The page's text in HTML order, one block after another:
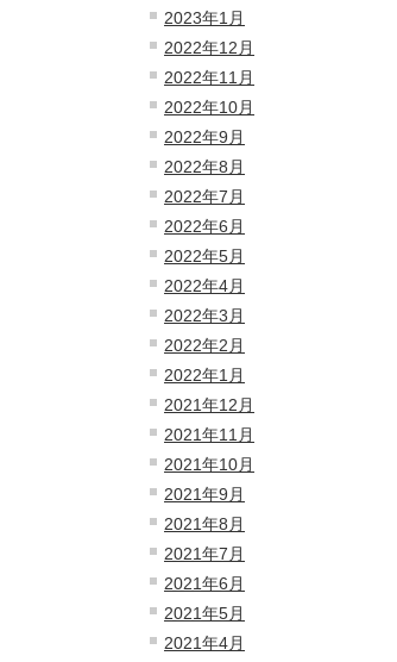
2023年1月
2022年12月
2022年11月
2022年10月
2022年9月
2022年8月
2022年7月
2022年6月
2022年5月
2022年4月
2022年3月
2022年2月
2022年1月
2021年12月
2021年11月
2021年10月
2021年9月
2021年8月
2021年7月
2021年6月
2021年5月
2021年4月